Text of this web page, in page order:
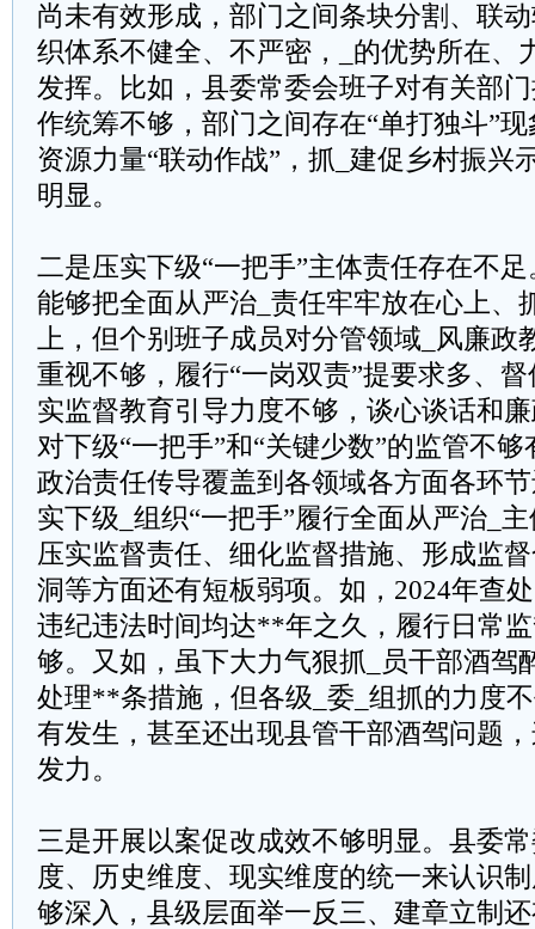
尚未有效形成，部门之间条块分割、联
织体系不健全、不严密，_的优势所在、
发挥。比如，县委常委会班子对有关部
作统筹不够，部门之间存在“单打独斗”
资源力量“联动作战”，抓_建促乡村振兴
明显。
二是压实下级“一把手”主体责任存在不
能够把全面从严治_责任牢牢放在心上、
上，但个别班子成员对分管领域_风廉政
重视不够，履行“一岗双责”提要求多、
实监督教育引导力度不够，谈心谈话和
对下级“一把手”和“关键少数”的监管不
政治责任传导覆盖到各领域各方面各环
实下级_组织“一把手”履行全面从严治_
压实监督责任、细化监督措施、形成监
洞等方面还有短板弱项。如，2024年查
违纪违法时间均达**年之久，履行日常
够。又如，虽下大力气狠抓_员干部酒驾
处理**条措施，但各级_委_组抓的力度
有发生，甚至还出现县管干部酒驾问题
发力。
三是开展以案促改成效不够明显。县委
度、历史维度、现实维度的统一来认识
够深入，县级层面举一反三、建章立制